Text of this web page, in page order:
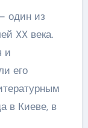
один из
XX века.
и
его
в Киеве, в